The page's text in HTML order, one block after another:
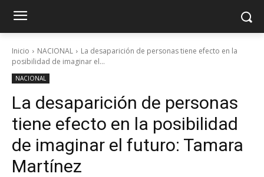
Inicio NACIONAL
La desaparición de personas tiene efecto en la
posibilidad de imaginar el...
NACIONAL
La desaparición de personas
tiene efecto en la posibilidad
de imaginar el futuro: Tamara
Martínez